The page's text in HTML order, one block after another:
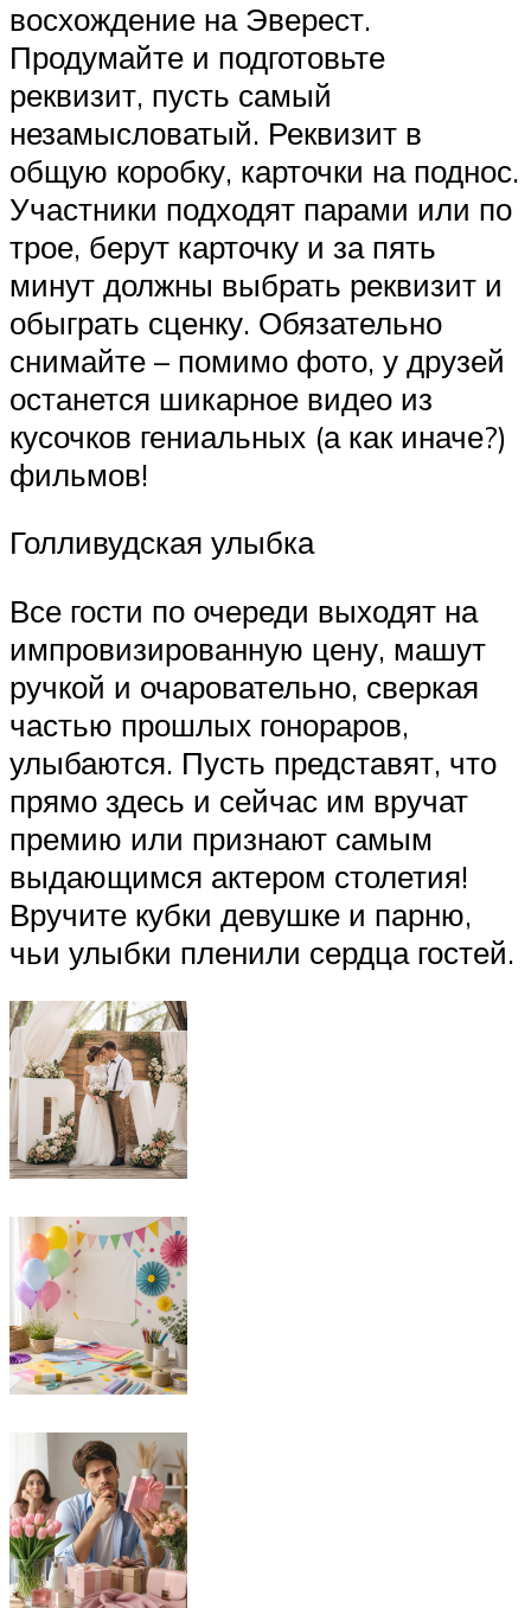
восхождение на Эверест.
Продумайте и подготовьте
реквизит, пусть самый
незамысловатый. Реквизит в
общую коробку, карточки на поднос.
Участники подходят парами или по
трое, берут карточку и за пять
минут должны выбрать реквизит и
обыграть сценку. Обязательно
снимайте – помимо фото, у друзей
останется шикарное видео из
кусочков гениальных (а как иначе?)
фильмов!
Голливудская улыбка
Все гости по очереди выходят на
импровизированную цену, машут
ручкой и очаровательно, сверкая
частью прошлых гонораров,
улыбаются. Пусть представят, что
прямо здесь и сейчас им вручат
премию или признают самым
выдающимся актером столетия!
Вручите кубки девушке и парню,
чьи улыбки пленили сердца гостей.